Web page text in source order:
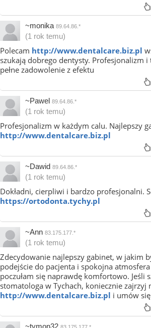
~monika 89.64.86.*
(1 rok temu)
Polecam http://www.dentalcare.biz.pl
szukają dobrego dentysty. Profesjonalizm i
pełne zadowolenie z efektu
~Pawel 89.64.86.*
(1 rok temu)
Profesjonalizm w każdym calu. Najlepszy
http://www.dentalcare.biz.pl
~Dawid 89.64.86.*
(1 rok temu)
Dokładni, cierpliwi i bardzo profesjonalni.
https://ortodonta.tychy.pl
~Ann 83.175.177.*
(1 rok temu)
Zdecydowanie najlepszy gabinet, w jakim
podejście do pacjenta i spokojna atmosfera
poczułam się naprawdę komfortowo. Jeśli
stomatologa w Tychach, koniecznie zajrzyj
http://www.dentalcare.biz.pl i umów
~tymon32